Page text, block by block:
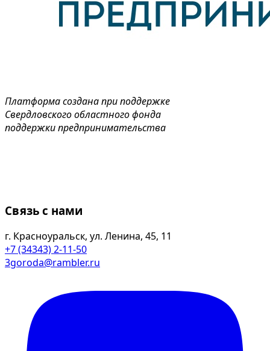
Платформа создана при поддержке
Свердловского областного фонда
поддержки предпринимательства
Связь с нами
г. Красноуральск, ул. Ленина, 45, 11
+7 (34343) 2-11-50
3goroda@rambler.ru